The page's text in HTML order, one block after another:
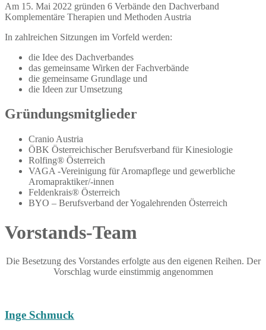
Am 15. Mai 2022 gründen 6 Verbände den Dachverband
Komplementäre Therapien und Methoden Austria
In zahlreichen Sitzungen im Vorfeld werden:
die Idee des Dachverbandes
das gemeinsame Wirken der Fachverbände
die gemeinsame Grundlage und
die Ideen zur Umsetzung
Gründungsmitglieder
Cranio Austria
ÖBK Österreichischer Berufsverband für Kinesiologie
Rolfing® Österreich
VAGA -Vereinigung für Aromapflege und gewerbliche
Aromapraktiker/-innen
Feldenkrais® Österreich
BYO – Berufsverband der Yogalehrenden Österreich
Vorstands-Team
Die Besetzung des Vorstandes erfolgte aus den eigenen Reihen. Der
Vorschlag wurde einstimmig angenommen
Inge Schmuck